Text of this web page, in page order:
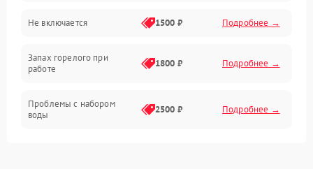
Не включается 1500 ₽ Подробнее →
Запах горелого при
работе
1800 ₽ Подробнее →
Проблемы с набором
воды
2500 ₽ Подробнее →